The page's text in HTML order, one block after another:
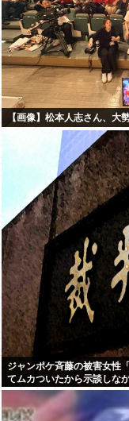
【画像】松本人志さん、大
ジャンポケ斉藤の被害女性
てムカついたから示談しなか